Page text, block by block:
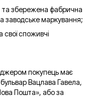
та збережена фабрична
заводське маркування;
свої споживчі
покупець має
Вацлава Гавела,
Пошта», або за